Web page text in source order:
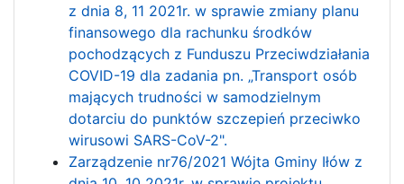
z dnia 8, 11 2021r. w sprawie zmiany planu
finansowego dla rachunku środków
pochodzących z Funduszu Przeciwdziałania
COVID-19 dla zadania pn. „Transport osób
mających trudności w samodzielnym
dotarciu do punktów szczepień przeciwko
wirusowi SARS-CoV-2".
Zarządzenie nr76/2021 Wójta Gminy Iłów z